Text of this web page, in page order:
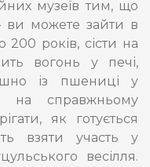
музеїв тим, що
ви можете зайти в
200 років, сісти на
вогонь у печі,
із пшениці у
на справжньому
як готується
взяти участь у
весілля.